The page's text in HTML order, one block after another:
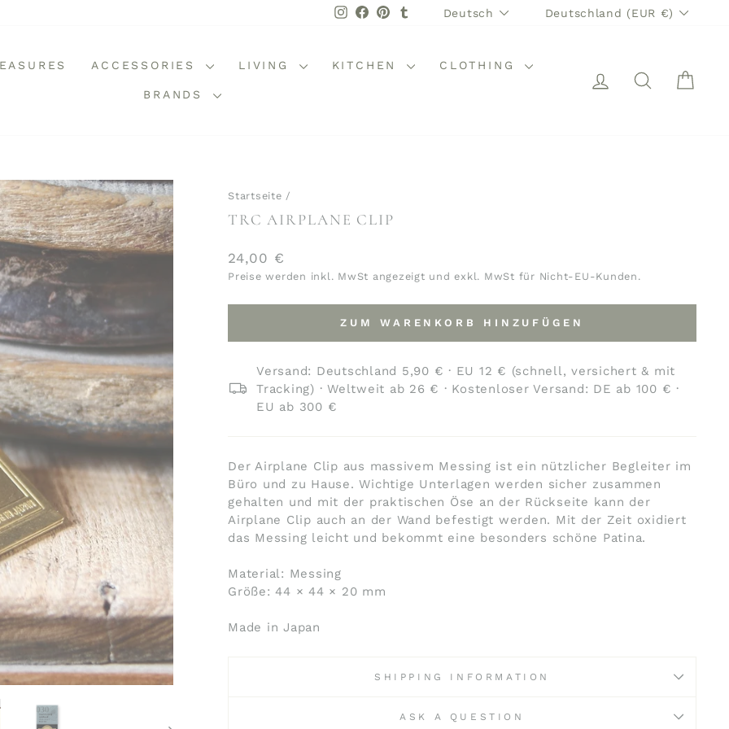
Instagram
Facebook
PinterestTumblrSPRACHE
Deutsch WÄHRUNG
Deutschland (EUR €)
ACCESSORIES LIVING KITCHEN CLOTHING
BRANDS
EINLOGGEN
SUCHE
Startseite /
TRC AIRPLANE CLIP
Normaler
Preis
24,00 €
Preise werden inkl. MwSt angezeigt und exkl. MwSt für Nicht-EU-Kunden.
ZUM WARENKORB HINZUFÜGEN
Versand: Deutschland 5,90 € · EU 12 € (schnell, versichert & mit
Tracking) · Weltweit ab 26 € · Kostenloser Versand: DE ab 100 € ·
EU ab 300 €
Der Airplane Clip aus massivem Messing ist ein nützlicher Begleiter im
Büro und zu Hause. Wichtige Unterlagen werden sicher zusammen
gehalten und mit der praktischen Öse an der Rückseite kann der
Airplane Clip auch an der Wand befestigt werden. Mit der Zeit oxidiert
das Messing leicht und bekommt eine besonders schöne Patina.
Material: Messing
Größe: 44 × 44 × 20 mm
Made in Japan
SHIPPING INFORMATION
ASK A QUESTION